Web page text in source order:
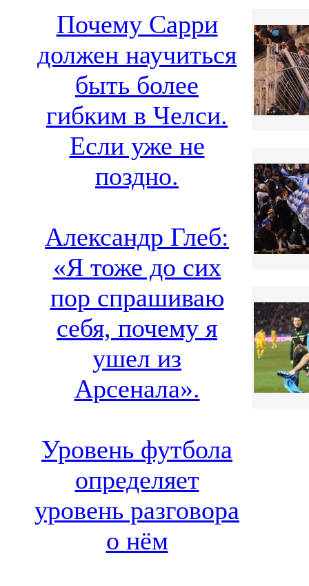
Почему Сарри
должен научиться
быть более
гибким в Челси.
Если уже не
поздно.
Александр Глеб:
«Я тоже до сих
пор спрашиваю
себя, почему я
ушел из
Арсенала».
Уровень футбола
определяет
уровень разговора
о нём